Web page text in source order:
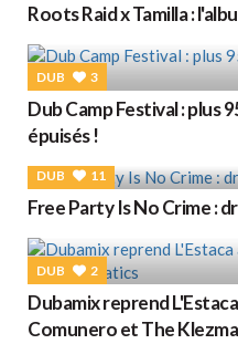
Roots Raid x Tamilla :
DUB 3
Dub Camp Festival : plus
épuisés !
DUB 11
Free Party Is No Crime :
DUB 2
Dubamix reprend
Comunero et The